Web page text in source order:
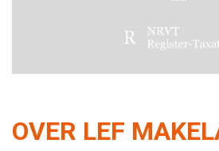
OVER LEF